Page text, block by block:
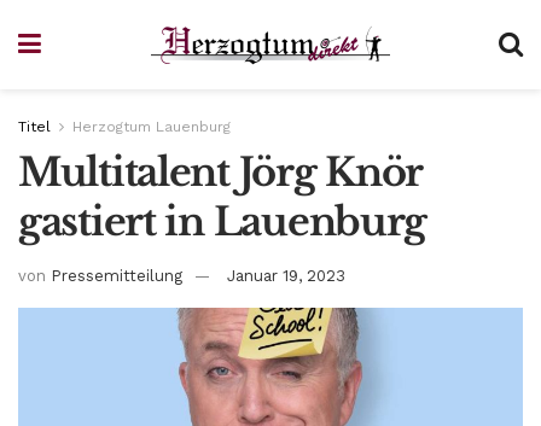
Titel Herzogtum Lauenburg
Multitalent Jörg Knör
gastiert in Lauenburg
von Pressemitteilung Januar 19, 2023